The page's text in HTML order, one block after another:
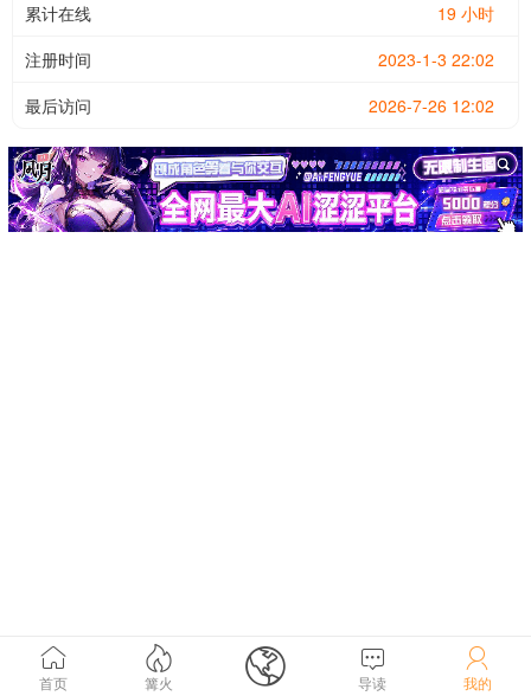
19 小时
累计在线
2023-1-3 22:02
注册时间
2026-7-26 12:02
最后访问

首页

篝火  
导读

我的